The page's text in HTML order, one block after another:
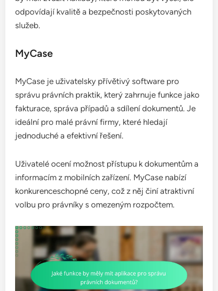
odpovídají kvalitě a bezpečnosti poskytovaných
služeb.
MyCase
MyCase je uživatelsky přívětivý software pro
správu právních praktik, který zahrnuje funkce jako
fakturace, správa případů a sdílení dokumentů. Je
ideální pro malé právní firmy, které hledají
jednoduché a efektivní řešení.
Uživatelé ocení možnost přístupu k dokumentům a
informacím z mobilních zařízení. MyCase nabízí
konkurenceschopné ceny, což z něj činí atraktivní
volbu pro právníky s omezeným rozpočtem.